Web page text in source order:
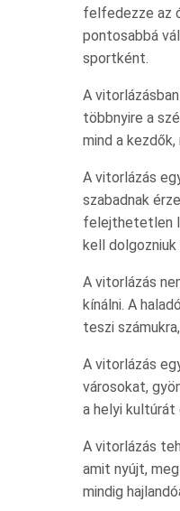
felfedezze az
pontosabbá
sportként.
A
többnyire a
mind a
A vitorlázás
szabadnak
felejthetetlen
kell
A vitorlázás
kínálni. A
teszi
A vitorlázás
városokat,
a helyi
A vitorlázás
amit nyújt,
mindig